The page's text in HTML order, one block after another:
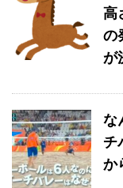
高
の
が
な
チ
か